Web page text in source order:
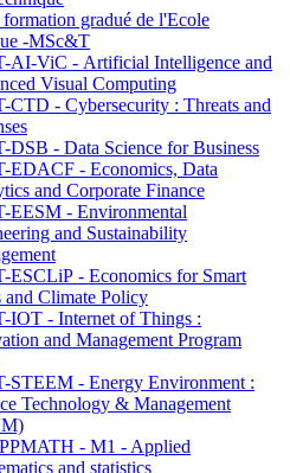
gradué de l'Ecole
-MSc&T
AI-ViC - Artificial Intelligence and
Visual Computing
CTD - Cybersecurity : Threats and
DSB - Data Science for Business
EDACF - Economics, Data
and Corporate Finance
EESM - Environmental
and Sustainability
ESCLiP - Economics for Smart
and Climate Policy
IOT - Internet of Things :
and Management Program
STEEM - Energy Environment :
Technology & Management
- M1 - Applied
and statistics